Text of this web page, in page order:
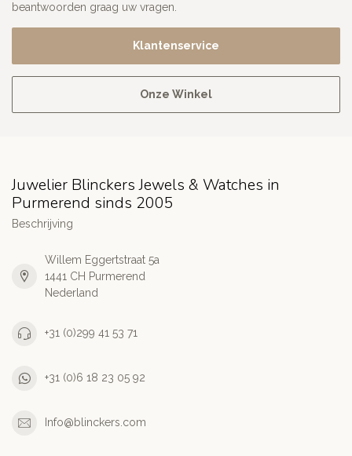
beantwoorden graag uw vragen.
Klantenservice
Onze Winkel
Juwelier Blinckers Jewels & Watches in
Purmerend sinds 2005
Beschrijving
Willem Eggertstraat 5a
1441 CH Purmerend
Nederland
+31 (0)299 41 53 71
+31 (0)6 18 23 05 92
Info@blinckers.com